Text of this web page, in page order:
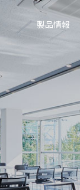
製品情報